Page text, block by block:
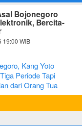
Bojonegoro
Bercita-
19:00 WIB
Kang Yoto
Periode Tapi
dari Orang Tua